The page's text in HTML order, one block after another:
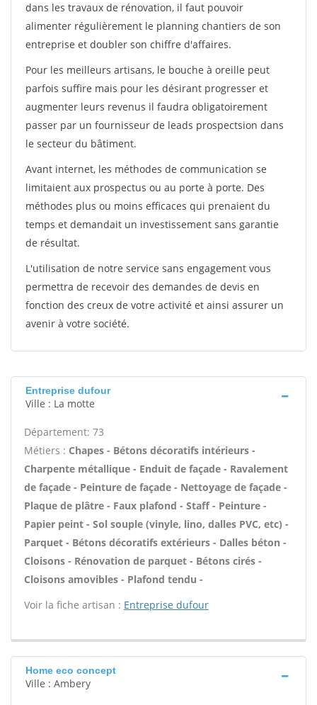
dans les travaux de rénovation, il faut pouvoir
alimenter régulièrement le planning chantiers de son
entreprise et doubler son chiffre d'affaires.
Pour les meilleurs artisans, le bouche à oreille peut
parfois suffire mais pour les désirant progresser et
augmenter leurs revenus il faudra obligatoirement
passer par un fournisseur de leads prospectsion dans
le secteur du bâtiment.
Avant internet, les méthodes de communication se
limitaient aux prospectus ou au porte à porte. Des
méthodes plus ou moins efficaces qui prenaient du
temps et demandait un investissement sans garantie
de résultat.
L'utilisation de notre service sans engagement vous
permettra de recevoir des demandes de devis en
fonction des creux de votre activité et ainsi assurer un
avenir à votre société.
Entreprise dufour
Ville : La motte
Département: 73
Métiers : Chapes - Bétons décoratifs intérieurs -
Charpente métallique - Enduit de façade - Ravalement
de façade - Peinture de façade - Nettoyage de façade -
Plaque de plâtre - Faux plafond - Staff - Peinture -
Papier peint - Sol souple (vinyle, lino, dalles PVC, etc) -
Parquet - Bétons décoratifs extérieurs - Dalles béton -
Cloisons - Rénovation de parquet - Bétons cirés -
Cloisons amovibles - Plafond tendu -
Voir la fiche artisan : Entreprise dufour
Home eco concept
Ville : Ambery